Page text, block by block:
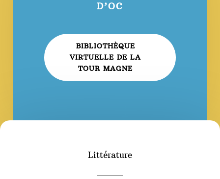
D’OC
BIBLIOTHÈQUE
VIRTUELLE DE LA
TOUR MAGNE
Littérature